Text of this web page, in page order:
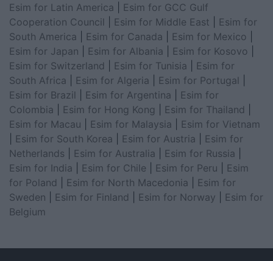
Esim for Latin America
Esim for GCC Gulf
Cooperation Council
Esim for Middle East
Esim for
South America
Esim for Canada Esim for Mexico
Esim for Japan
Esim for Albania Esim for Kosovo
Esim for Switzerland
Esim for Tunisia
Esim for
South Africa
Esim for Algeria Esim for Portugal
Esim for Brazil
Esim for Argentina
Esim for
Colombia
Esim for Hong Kong Esim for Thailand
Esim for Macau
Esim for Malaysia
Esim for Vietnam
Esim for South Korea Esim for Austria
Esim for
Netherlands
Esim for Australia Esim for Russia
Esim for India
Esim for Chile Esim for Peru
Esim
for Poland
Esim for North Macedonia
Esim for
Sweden
Esim for Finland Esim for Norway
Esim for
Belgium